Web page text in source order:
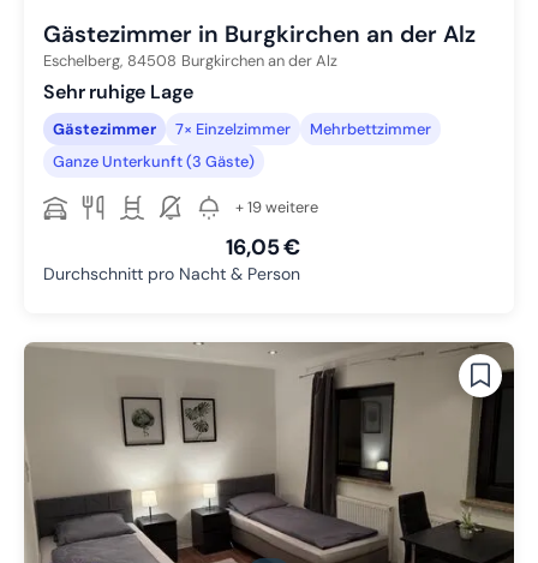
Gästezimmer in Burgkirchen an der Alz
Eschelberg, 84508 Burgkirchen an der Alz
Sehr ruhige Lage
Gästezimmer 7× Einzelzimmer
Mehrbettzimmer
Ganze Unterkunft (3 Gäste)
+ 19 weitere
16,05 €
Durchschnitt pro Nacht & Person